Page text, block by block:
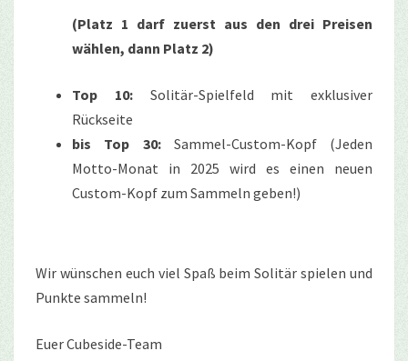
(Platz 1 darf zuerst aus den drei Preisen
wählen, dann Platz 2)
Top 10:Solitär-Spielfeld mit exklusiver
Rückseite
bis Top 30:
Sammel-Custom-Kopf (Jeden
Motto-Monat in 2025 wird es einen neuen
Custom-Kopf zum Sammeln geben!)
Wir wünschen euch viel Spaß beim Solitär spielen und
Punkte sammeln!
Euer Cubeside-Team